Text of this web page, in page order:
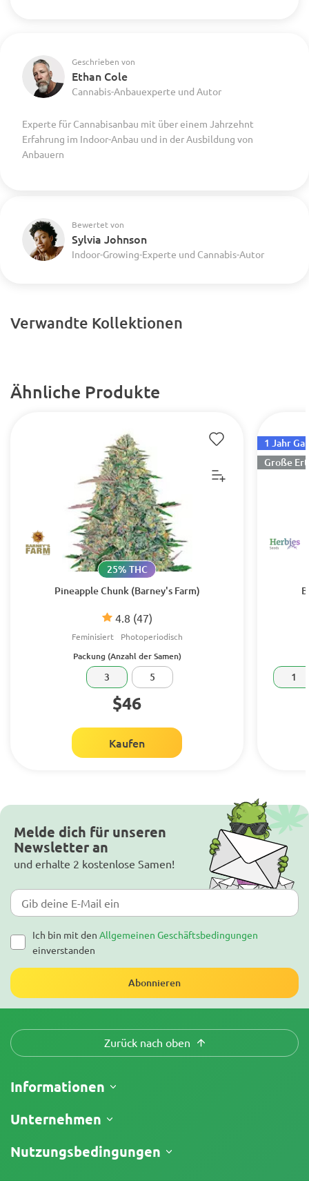
Geschrieben von
Ethan Cole
Cannabis-Anbauexperte und Autor
Experte für Cannabisanbau mit über einem Jahrzehnt
Erfahrung im Indoor-Anbau und in der Ausbildung von
Anbauern
Bewertet von
Sylvia Johnson
Indoor-Growing-Experte und Cannabis-Autor
Verwandte Kollektionen
Ähnliche Produkte
Pineapple Chunk (Barney's Farm)
4.8 (47)
25% THC
Feminisiert Photoperiodisch
Packung (Anzahl der Samen)
3 5
$46
Kaufen
1 Jahr
Große
1
Melde dich für unseren
Newsletter an
und erhalte 2 kostenlose Samen!
Ich bin mit den Allgemeinen Geschäftsbedingungen
einverstanden
Abonnieren
Zurück nach oben
Informationen
Versand
Rückgaberecht
Unternehmen
Über uns
Nutzungsbedingungen